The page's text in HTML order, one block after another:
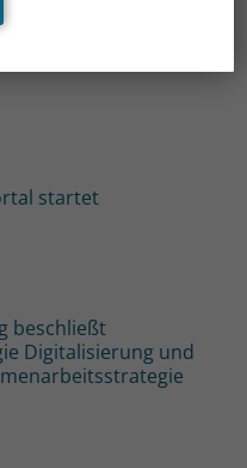
startet
beschließt
Digitalisierung und